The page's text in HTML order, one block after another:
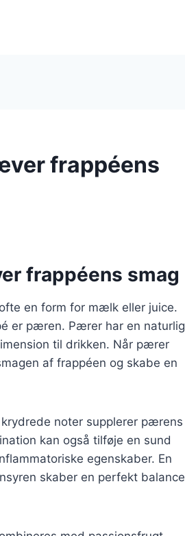
frappéens
frappéens smag
en form for mælk eller juice.
er pæren. Pærer har en naturlig
til drikken. Når pærer
af frappéen og skabe en
noter supplerer pærens
kan også tilføje en sund
egenskaber. En
skaber en perfekt balance